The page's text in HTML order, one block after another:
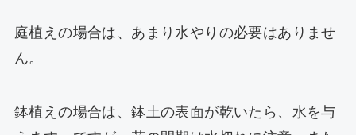
庭植えの場合は、あまり水やりの必要はありませ
ん。
鉢植えの場合は、鉢土の表面が乾いたら、水を与